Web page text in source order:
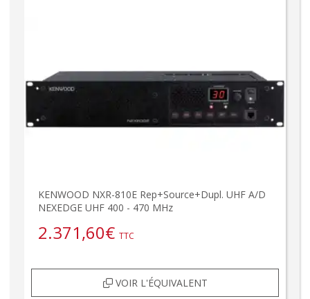
KENWOOD NXR-810E Rep+Source+Dupl. UHF A/D
NEXEDGE UHF 400 - 470 MHz
2.371,60€ TTC
VOIR L'ÉQUIVALENT